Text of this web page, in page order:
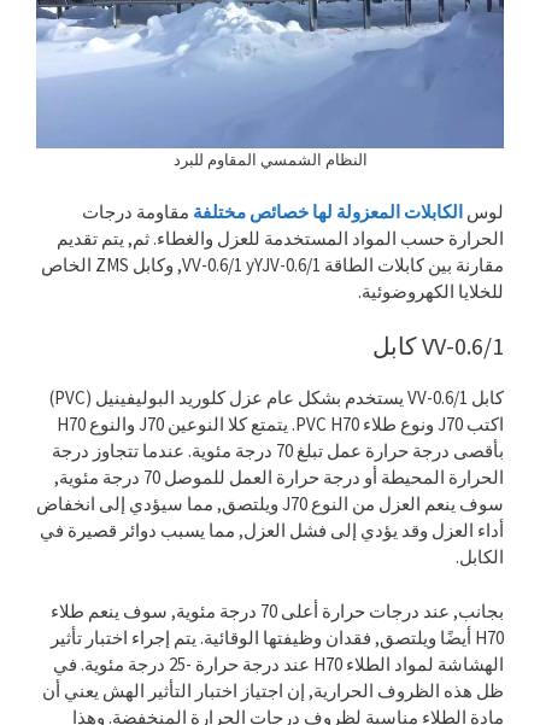
النظام الشمسي المقاوم للبرد
لوس الكابلات المعزولة لها خصائص مختلفة مقاومة درجات
الحرارة حسب المواد المستخدمة للعزل والغطاء. ثم, يتم تقديم
مقارنة بين كابلات الطاقة VV-0.6/1 yYJV-0.6/1, وكابل ZMS الخاص
للخلايا الكهروضوئية.
VV-0.6/1 كابل
كابل VV-0.6/1 يستخدم بشكل عام عزل كلوريد البوليفينيل (PVC)
اكتب J70 ونوع طلاء PVC H70. يتمتع كلا النوعين J70 والنوع H70
بأقصى درجة حرارة عمل تبلغ 70 درجة مئوية. عندما تتجاوز درجة
الحرارة المحيطة أو درجة حرارة العمل للموصل 70 درجة مئوية,
سوف ينعم العزل من النوع J70 ويلتصق, مما سيؤدي إلى انخفاض
أداء العزل وقد يؤدي إلى فشل العزل, مما يسبب دوائر قصيرة في
الكابل.
بجانب, عند درجات حرارة أعلى 70 درجة مئوية, سوف ينعم طلاء
H70 أيضًا ويلتصق, فقدان وظيفتها الوقائية. يتم إجراء اختبار تأثير
الهشاشة لمواد الطلاء H70 عند درجة حرارة -25 درجة مئوية. في
ظل هذه الظروف الحرارية, إن اجتياز اختبار التأثير الهش يعني أن
مادة الطلاء مناسبة لظروف درجات الحرارة المنخفضة. وهذا